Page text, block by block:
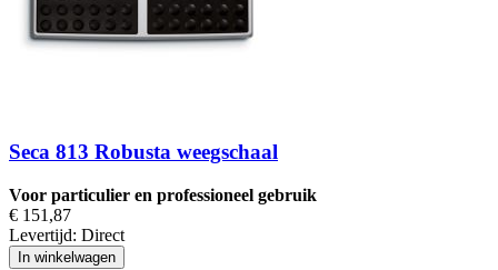
Seca 813 Robusta weegschaal
Voor particulier en professioneel gebruik
€ 151,87
Levertijd: Direct
In winkelwagen